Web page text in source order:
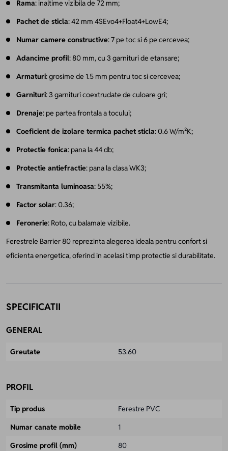
Rama: inaltime vizibila de 72 mm;
Pachet de sticla: 42 mm 4SEvo4+Float4+LowE4;
Numar camere constructive: 7 pe toc si 6 pe cercevea;
Adancime profil: 80 mm, cu 3 garnituri de etansare;
Armaturi: grosime de 1.5 mm pentru toc si cercevea;
Garnituri: 3 garnituri coextrudate de culoare gri;
Drenaje: pe partea frontala a tocului;
Coeficient de izolare termica pachet sticla: 0.6 W/m²K;
Protectie fonica: pana la 44 db;
Protectie antiefractie: pana la clasa WK3;
Transmitanta luminoasa: 55%;
Factor solar: 0.36;
Feronerie: Roto, cu balamale vizibile.
Ferestrele Barrier 80 reprezinta alegerea ideala pentru confort si
eficienta energetica, oferind in acelasi timp protectie si durabilitate.
SPECIFICATII
GENERAL
Greutate 53.60
PROFIL
Tip produs
Ferestre PVC
Numar canate mobile
1
Grosime profil (mm)
80